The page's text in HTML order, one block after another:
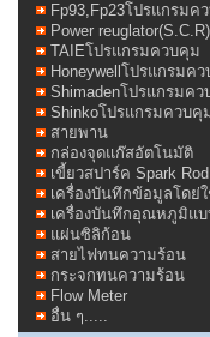
Fp93,Fp23โปรแกรมค
Power reuglator(S.C.R)
TAIEโปรแกรมควบคุม
Honeywellโปรแกรมค
Shimadenโปรแกรมคว
Shinkoโปรแกรมควบคุ
สายพาน
กล่องจุดแก๊สอัตโนมัติ
เขี้ยวสปาร์ค Spark Rod
เครื่องบันทึกข้อมูลโดย่
เครื่องบันทึกอุณหภูมิแบ
แผ่นซิลิก้อน
สายไฟทนความร้อน
กระจกทนความร้อน
Flow Meter
อื่น ๆ.....